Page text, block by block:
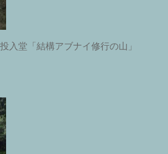
入堂「結構アブナイ修行の山」